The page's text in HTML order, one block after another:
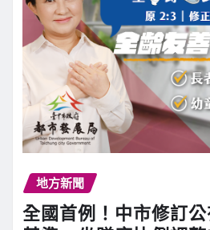
地方新聞
全國首例！中市修訂